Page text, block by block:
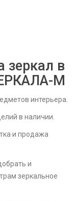
зеркал в
M
интерьера.
в наличии.
и продажа
и
зеркальное